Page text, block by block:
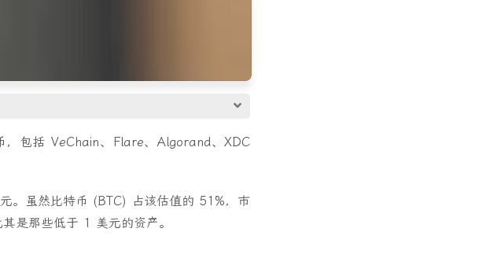
包括 VeChain、Flare、Algorand、XDC
。虽然比特币 (BTC) 占该估值的 51%，市
是那些低于 1 美元的资产。